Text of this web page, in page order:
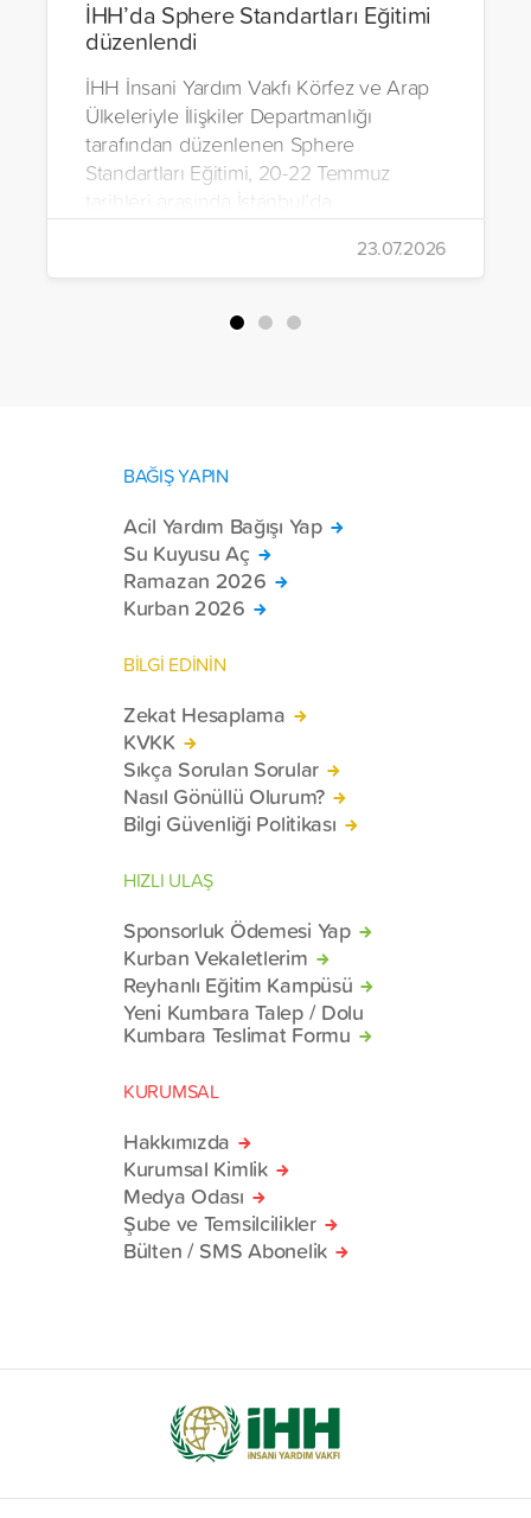
İHH’da Sphere Standartları Eğitimi
düzenlendi
İHH İnsani Yardım Vakfı Körfez ve Arap
Ülkeleriyle İlişkiler Departmanlığı
tarafından düzenlenen Sphere
Standartları Eğitimi, 20-22 Temmuz
gerçekleştirildi.
23.07.2026
BAĞIŞ YAPIN
Acil Yardım Bağışı Yap
Su Kuyusu Aç
Ramazan 2026
Kurban 2026
BİLGİ EDİNİN
Zekat Hesaplama
KVKK
Sıkça Sorulan Sorular
Nasıl Gönüllü Olurum?
Bilgi Güvenliği Politikası
HIZLI ULAŞ
Sponsorluk Ödemesi Yap
Kurban Vekaletlerim
Reyhanlı Eğitim Kampüsü
Yeni Kumbara Talep / Dolu
Kumbara Teslimat Formu
KURUMSAL
Hakkımızda
Kurumsal Kimlik
Medya Odası
Şube ve Temsilcilikler
Bülten / SMS Abonelik